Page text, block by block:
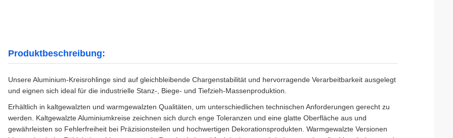
Produktbeschreibung:
Unsere Aluminium-Kreisrohlinge sind auf gleichbleibende Chargenstabilität und hervorragende Verarbeitbarkeit ausgelegt
und eignen sich ideal für die industrielle Stanz-, Biege- und Tiefzieh-Massenproduktion.
Erhältlich in kaltgewalzten und warmgewalzten Qualitäten, um unterschiedlichen technischen Anforderungen gerecht zu
werden. Kaltgewalzte Aluminiumkreise zeichnen sich durch enge Toleranzen und eine glatte Oberfläche aus und
gewährleisten so Fehlerfreiheit bei Präzisionsteilen und hochwertigen Dekorationsprodukten. Warmgewalzte Versionen